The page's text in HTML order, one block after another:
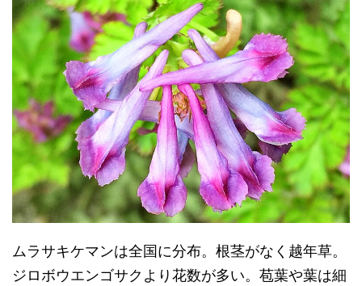
ムラサキケマンは全国に分布。根茎がなく越年草。
ジロボウエンゴサクより花数が多い。苞葉や葉は細